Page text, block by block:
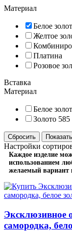
Материал
Белое
Желтое
Платина
Розовое
Вставка
Материал
Белое
Золото 585
Настройки
Каждое изделие
использованием
желаемый вариант
Эксклюзивное
самородка,